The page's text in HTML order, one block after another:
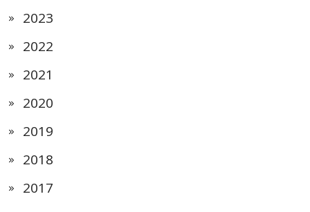
2023
2022
2021
2020
2019
2018
2017